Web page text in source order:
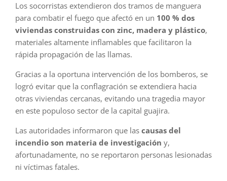
Los socorristas extendieron dos tramos de manguera
para combatir el fuego que afectó en un 100 % dos
viviendas construidas con zinc, madera y plástico,
materiales altamente inflamables que facilitaron la
rápida propagación de las llamas.
Gracias a la oportuna intervención de los bomberos, se
logró evitar que la conflagración se extendiera hacia
otras viviendas cercanas, evitando una tragedia mayor
en este populoso sector de la capital guajira.
Las autoridades informaron que las causas del
incendio son materia de investigación y,
afortunadamente, no se reportaron personas lesionadas
ni víctimas fatales.